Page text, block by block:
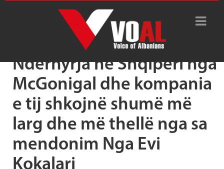
Tag Archive: Patrick Ho
Ndërhyrja në Shqipëri nga
McGonigal dhe kompania
e tij shkojnë shumë më
larg dhe më thellë nga sa
mendonim Nga Evi
Kokalari